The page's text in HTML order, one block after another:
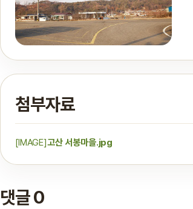
첨부자료
[IMAGE]고산 서봉마을.jpg
댓글 0